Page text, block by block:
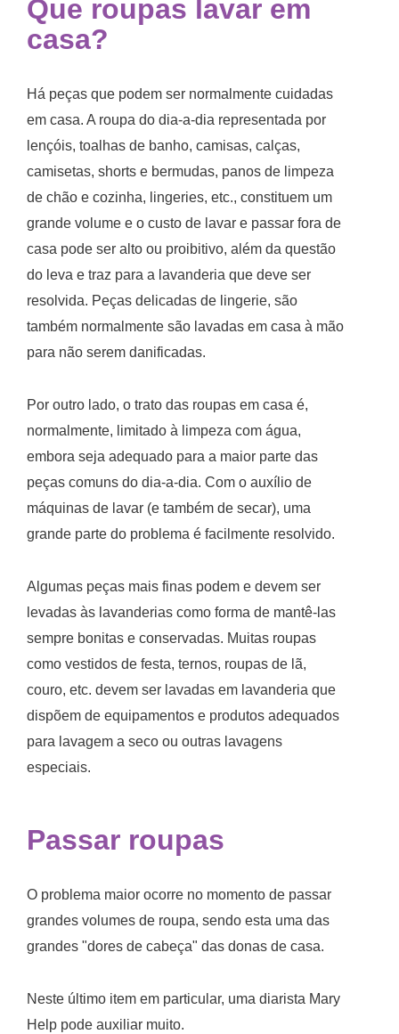
Que roupas lavar em
casa?
Há peças que podem ser normalmente cuidadas
em casa. A roupa do dia-a-dia representada por
lençóis, toalhas de banho, camisas, calças,
camisetas, shorts e bermudas, panos de limpeza
de chão e cozinha, lingeries, etc., constituem um
grande volume e o custo de lavar e passar fora de
casa pode ser alto ou proibitivo, além da questão
do leva e traz para a lavanderia que deve ser
resolvida. Peças delicadas de lingerie, são
também normalmente são lavadas em casa à mão
para não serem danificadas.
Por outro lado, o trato das roupas em casa é,
normalmente, limitado à limpeza com água,
embora seja adequado para a maior parte das
peças comuns do dia-a-dia. Com o auxílio de
máquinas de lavar (e também de secar), uma
grande parte do problema é facilmente resolvido.
Algumas peças mais finas podem e devem ser
levadas às lavanderias como forma de mantê-las
sempre bonitas e conservadas. Muitas roupas
como vestidos de festa, ternos, roupas de lã,
couro, etc. devem ser lavadas em lavanderia que
dispõem de equipamentos e produtos adequados
para lavagem a seco ou outras lavagens
especiais.
Passar roupas
O problema maior ocorre no momento de passar
grandes volumes de roupa, sendo esta uma das
grandes "dores de cabeça" das donas de casa.
Neste último item em particular, uma diarista Mary
Help pode auxiliar muito.